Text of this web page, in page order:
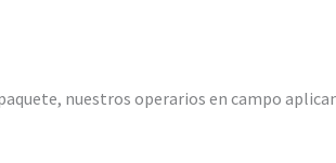
nuestros operarios en campo